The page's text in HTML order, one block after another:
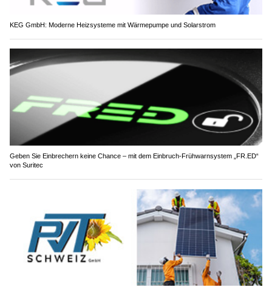
KEG GmbH: Moderne Heizsysteme mit Wärmepumpe und Solarstrom
Geben Sie Einbrechern keine Chance – mit dem Einbruch-Frühwarnsystem „FR.ED“
von Suritec